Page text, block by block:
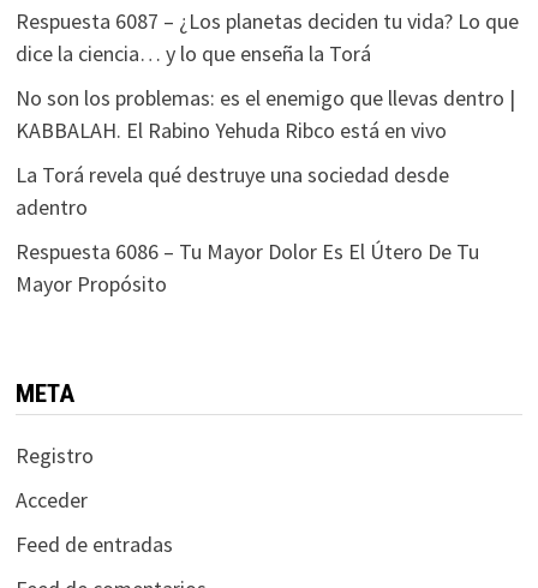
Respuesta 6087 – ¿Los planetas deciden tu vida? Lo que
dice la ciencia… y lo que enseña la Torá
No son los problemas: es el enemigo que llevas dentro |
KABBALAH. El Rabino Yehuda Ribco está en vivo
La Torá revela qué destruye una sociedad desde
adentro
Respuesta 6086 – Tu Mayor Dolor Es El Útero De Tu
Mayor Propósito
META
Registro
Acceder
Feed de entradas